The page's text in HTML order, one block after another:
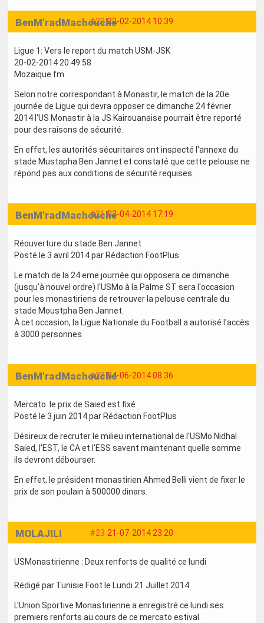
#20 22-02-2014 10:39
BenM'radMachouche
Ligue 1: Vers le report du match USM-JSK
20-02-2014 20:49:58
Mozaique fm
Selon notre correspondant à Monastir, le match de la 20e
journée de Ligue qui devra opposer ce dimanche 24 février
2014 l'US Monastir à la JS Kairouanaise pourrait être reporté
pour des raisons de sécurité.
En effet, les autorités sécuritaires ont inspecté l'annexe du
stade Mustapha Ben Jannet et constaté que cette pelouse ne
répond pas aux conditions de sécurité requises.
#21 03-04-2014 17:19
BenM'radMachouche
Réouverture du stade Ben Jannet
Posté le 3 avril 2014 par Rédaction FootPlus
Le match de la 24 eme journée qui opposera ce dimanche
(jusqu'à nouvel ordre) l'USMo à la Palme ST sera l'occasion
pour les monastiriens de retrouver la pelouse centrale du
stade Moustpha Ben Jannet.
À cet occasion, la Ligue Nationale du Football a autorisé l'accès
à 3000 personnes.
#22 04-06-2014 08:36
BenM'radMachouche
Mercato: le prix de Saied est fixé
Posté le 3 juin 2014 par Rédaction FootPlus
Désireux de recruter le milieu international de l'USMo Nidhal
Saied, l'EST, le CA et l'ESS savent maintenant quelle somme
ils devront débourser.
En effet, le président monastirien Ahmed Belli vient de fixer le
prix de son poulain à 500000 dinars.
#23 21-07-2014 23:20
MOLAJILI
USMonastirienne : Deux renforts de qualité ce lundi
Rédigé par Tunisie Foot le Lundi 21 Juillet 2014
L'Union Sportive Monastirienne a enregistré ce lundi ses
premiers renforts au cours de ce mercato estival.